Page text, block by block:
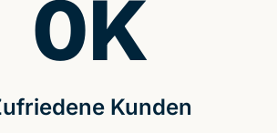
Kunden
0K